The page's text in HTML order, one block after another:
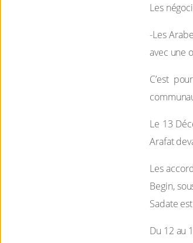
Les
-Les
avec une
C’est
Le 13
Arafat
Les
Begin,
Sadate
Du 12 au